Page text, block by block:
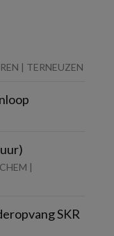
| TERNEUZEN
|
SKR